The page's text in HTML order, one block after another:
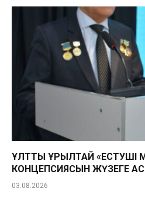
ҰЛТТЫҚ ҚҰРЫЛТАЙ «ЕСТУШІ
КОНЦЕПСИЯСЫН ЖҮЗЕГЕ
03.08.2026